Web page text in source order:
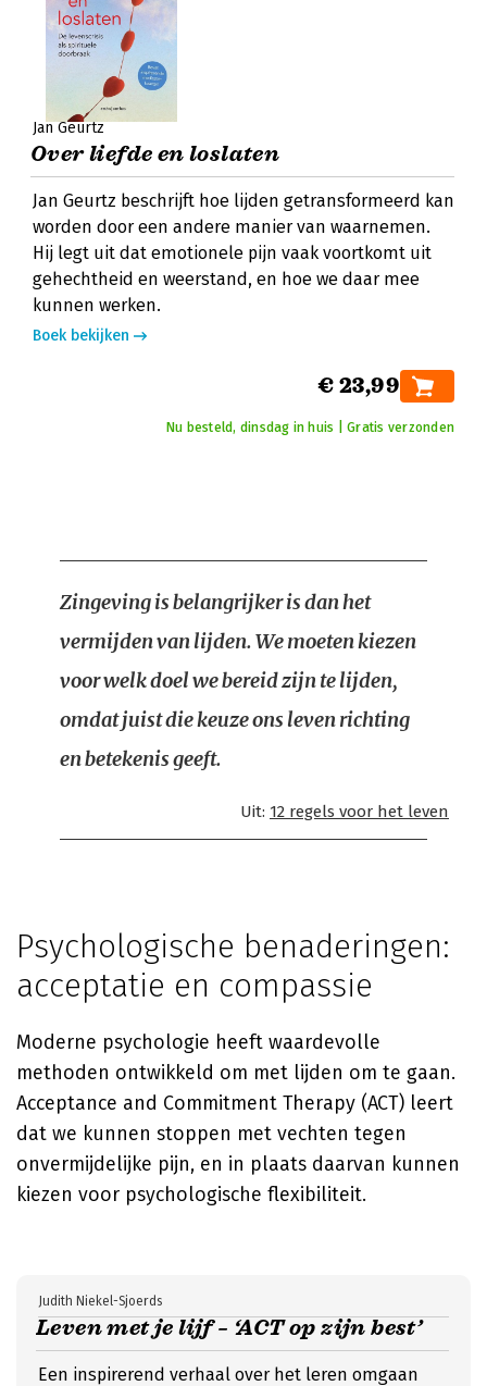
Jan Geurtz
Over liefde en loslaten
Jan Geurtz beschrijft hoe lijden getransformeerd kan
worden door een andere manier van waarnemen.
Hij legt uit dat emotionele pijn vaak voortkomt uit
gehechtheid en weerstand, en hoe we daar mee
kunnen werken.
Boek bekijken
€ 23,99
Nu besteld, dinsdag in huis | Gratis verzonden
Zingeving is belangrijker is dan het
vermijden van lijden. We moeten kiezen
voor welk doel we bereid zijn te lijden,
omdat juist die keuze ons leven richting
en betekenis geeft.
Uit: 12 regels voor het leven
Psychologische benaderingen:
acceptatie en compassie
Moderne psychologie heeft waardevolle
methoden ontwikkeld om met lijden om te gaan.
Acceptance and Commitment Therapy (ACT) leert
dat we kunnen stoppen met vechten tegen
onvermijdelijke pijn, en in plaats daarvan kunnen
kiezen voor psychologische flexibiliteit.
Leven met je lijf – ‘ACT op zijn best’
Judith Niekel-Sjoerds
Een inspirerend verhaal over het leren omgaan